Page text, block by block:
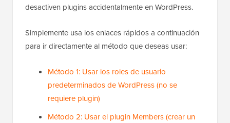
desactiven plugins accidentalmente en WordPress.
Simplemente usa los enlaces rápidos a continuación
para ir directamente al método que deseas usar:
Método 1: Usar los roles de usuario
predeterminados de WordPress (no se
requiere plugin)
Método 2: Usar el plugin Members (crear un